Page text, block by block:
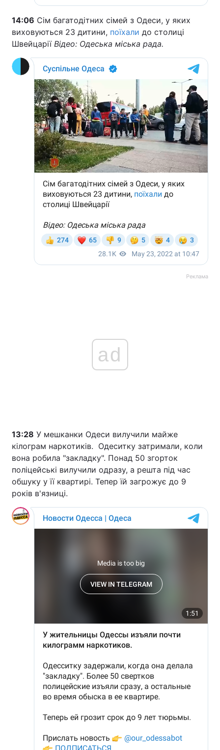
14:06 Сім багатодітних сімей з Одеси, у яких
виховуються 23 дитини, поїхали до столиці
Швейцарії Відео: Одеська міська рада.
Реклама
ad
13:28 У мешканки Одеси вилучили майже
кілограм наркотиків. Одеситку затримали, коли
вона робила "закладку". Понад 50 згорток
поліцейські вилучили одразу, а решта під час
обшуку у її квартирі. Тепер їй загрожує до 9
років в'язниці.